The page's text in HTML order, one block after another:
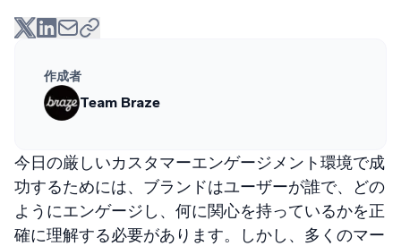
作成者
Team Braze
今日の厳しいカスタマーエンゲージメント環境で成
功するためには、ブランドはユーザーが誰で、どの
ようにエンゲージし、何に関心を持っているかを正
確に理解する必要があります。しかし、多くのマー